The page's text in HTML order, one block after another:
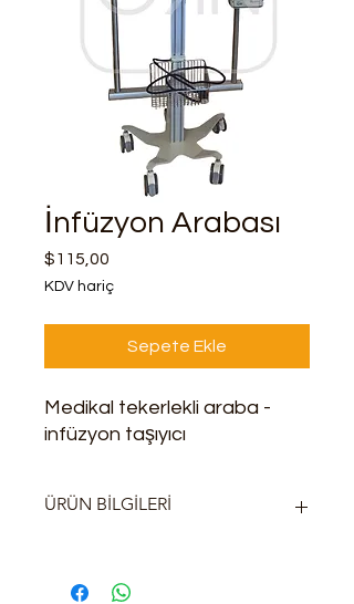
İnfüzyon Arabası
$115,00
KDV hariç
Sepete Ekle
Medikal tekerlekli araba -
infüzyon taşıyıcı
ÜRÜN BİLGİLERİ